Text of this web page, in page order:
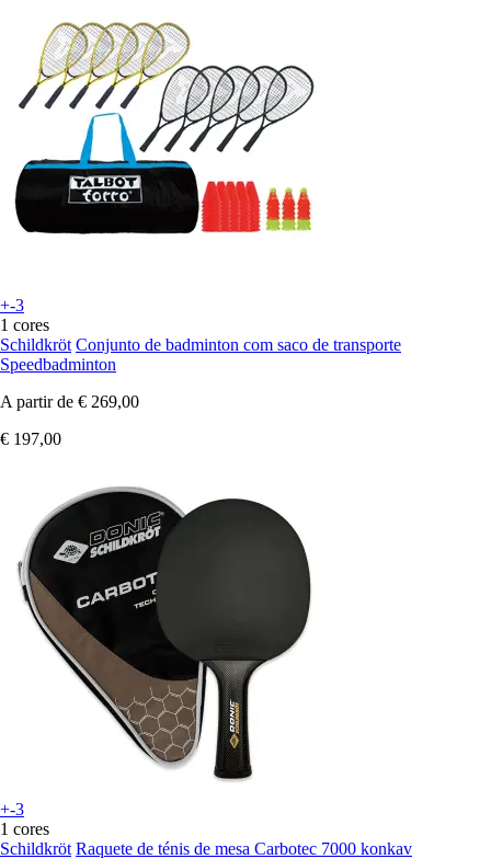
+-3
1 cores
Schildkröt Conjunto de badminton com saco de transporte
Speedbadminton
A partir de € 269,00
€ 197,00
+-3
1 cores
Schildkröt Raquete de ténis de mesa Carbotec 7000 konkav